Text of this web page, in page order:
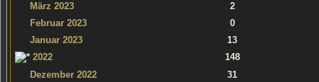
März 2023
2
Februar 2023
0
Januar 2023
13
2022
148
Dezember 2022
31